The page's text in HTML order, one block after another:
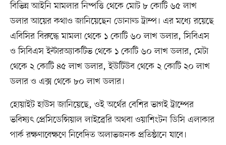
বিভিন্ন আইনি মামলার নিষ্পত্তি থেকে মোট ৮ কোটি ৬৫ লাখ
ডলার আয়ের কথাও জানিয়েছেন ডোনাল্ড ট্রাম্প। এর মধ্যে রয়েছে
এবিসির বিরুদ্ধে মামলা থেকে ১ কোটি ৬০ লাখ ডলার, সিবিএস
ও সিবিএস ইন্টারঅ্যাকটিভ থেকে ১ কোটি ৬০ লাখ ডলার, মেটা
থেকে ২ কোটি ৪৫ লাখ ডলার, ইউটিউব থেকে ২ কোটি ২০ লাখ
ডলার ও এক্স থেকে ৮০ লাখ ডলার।
হোয়াইট হাউস জানিয়েছে, ওই অর্থের বেশির ভাগই ট্রাম্পের
ভবিষ্যৎ প্রেসিডেন্সিয়াল লাইব্রেরি অথবা ওয়াশিংটন ডিসি এলাকার
পার্ক রক্ষণাবেক্ষণে নিবেদিত অলাভজনক প্রতিষ্ঠানে যাবে।